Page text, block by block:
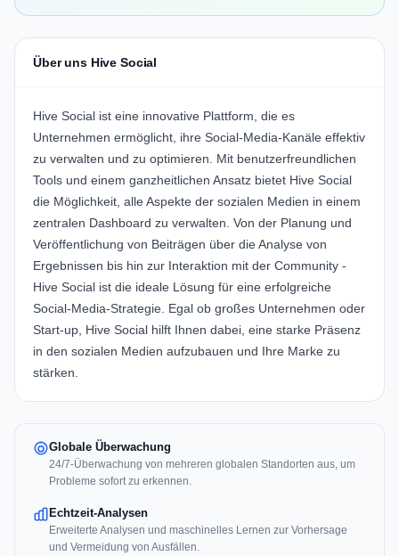
Über uns Hive Social
Hive Social ist eine innovative Plattform, die es
Unternehmen ermöglicht, ihre Social-Media-Kanäle effektiv
zu verwalten und zu optimieren. Mit benutzerfreundlichen
Tools und einem ganzheitlichen Ansatz bietet Hive Social
die Möglichkeit, alle Aspekte der sozialen Medien in einem
zentralen Dashboard zu verwalten. Von der Planung und
Veröffentlichung von Beiträgen über die Analyse von
Ergebnissen bis hin zur Interaktion mit der Community -
Hive Social ist die ideale Lösung für eine erfolgreiche
Social-Media-Strategie. Egal ob großes Unternehmen oder
Start-up, Hive Social hilft Ihnen dabei, eine starke Präsenz
in den sozialen Medien aufzubauen und Ihre Marke zu
stärken.
Globale Überwachung
24/7-Überwachung von mehreren globalen Standorten aus, um
Probleme sofort zu erkennen.
Echtzeit-Analysen
Erweiterte Analysen und maschinelles Lernen zur Vorhersage
und Vermeidung von Ausfällen.